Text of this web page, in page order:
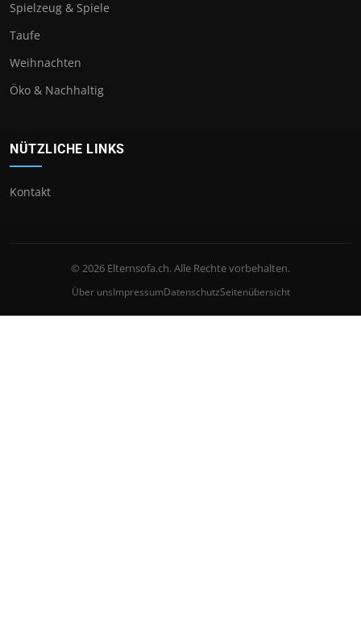
Spielzeug & Spiele
Taufe
Weihnachten
Öko & Nachhaltig
NÜTZLICHE LINKS
Kontakt
© 2026 Elternsofa.ch. Alle Rechte vorbehalten.
Über unsImpressumDatenschutzSeitenübersicht